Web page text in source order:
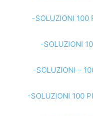
-SOLUZIONI 100
-SOLUZIONI
-SOLUZIONI –
-SOLUZIONI 100